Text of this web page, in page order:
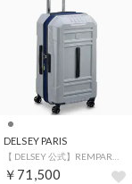
DELSEY PARIS
￥71,500